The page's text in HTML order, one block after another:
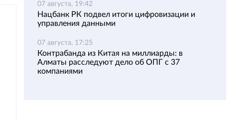
07 августа, 19:42
Нацбанк РК подвел итоги цифровизации и
управления данными
07 августа, 17:25
Контрабанда из Китая на миллиарды: в
Алматы расследуют дело об ОПГ с 37
компаниями